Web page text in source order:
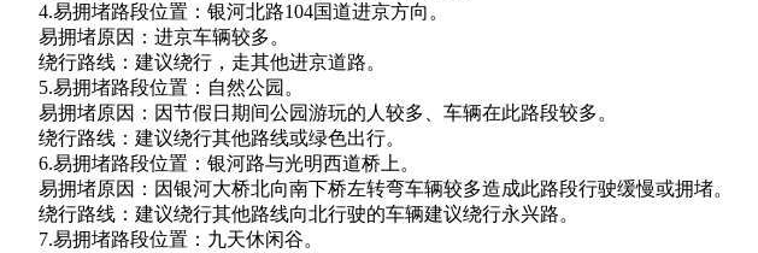
4.易拥堵路段位置：银河北路104国道进京方向。
易拥堵原因：进京车辆较多。
绕行路线：建议绕行，走其他进京道路。
5.易拥堵路段位置：自然公园。
易拥堵原因：因节假日期间公园游玩的人较多、车辆在此路段较多。
绕行路线：建议绕行其他路线或绿色出行。
6.易拥堵路段位置：银河路与光明西道桥上。
易拥堵原因：因银河大桥北向南下桥左转弯车辆较多造成此路段行驶缓慢或拥堵。
绕行路线：建议绕行其他路线向北行驶的车辆建议绕行永兴路。
7.易拥堵路段位置：九天休闲谷。